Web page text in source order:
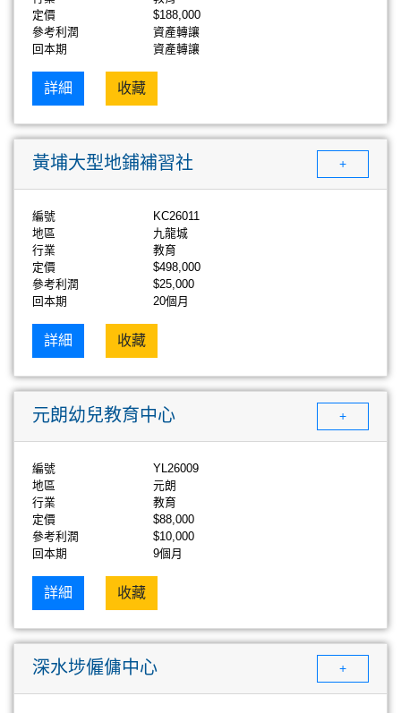
定價
$188,000
參考利潤
資產轉讓
回本期
資產轉讓
詳細 收藏
黃埔大型地鋪補習社 +
編號
KC26011
地區
九龍城
行業
教育
定價
$498,000
參考利潤
$25,000
回本期
20個月
詳細 收藏
元朗幼兒教育中心 +
編號
YL26009
地區
元朗
行業
教育
定價
$88,000
參考利潤
$10,000
回本期
9個月
詳細 收藏
深水埗僱傭中心 +